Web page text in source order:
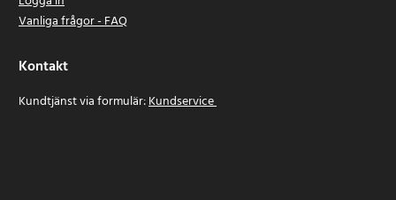
Vanliga frågor - FAQ
Kontakt
Kundtjänst via formulär:Kundservice